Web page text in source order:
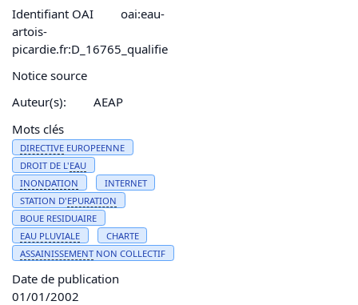
Identifiant OAI
oai:eau-
artois-
picardie.fr:D_16765_qualifie
Notice source
Auteur(s):
AEAP
Mots clés
DIRECTIVE EUROPEENNE
DROIT DE L'EAU
INONDATION
INTERNET
STATION D'EPURATION
BOUE RESIDUAIRE
EAU PLUVIALE
CHARTE
ASSAINISSEMENT NON COLLECTIF
Date de publication
01/01/2002